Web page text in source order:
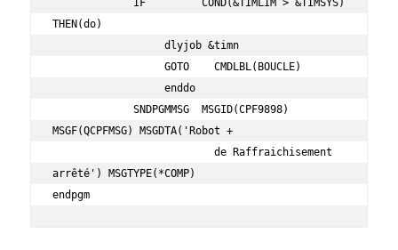
THEN(do)
MSGF(QCPFMSG) MSGDTA('Robot +
arrêté') MSGTYPE(*COMP)
endpgm